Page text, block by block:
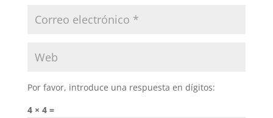
Por favor, introduce una respuesta en dígitos:
4 × 4 =